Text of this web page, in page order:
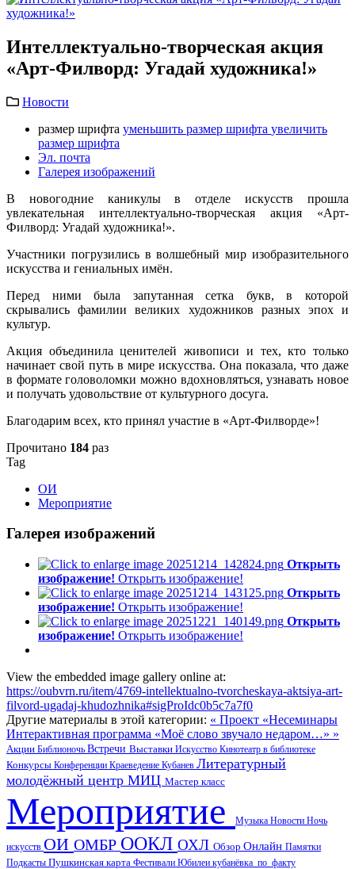
Интеллектуально-творческая акция
«Арт-Филворд: Угадай художника!»
Новости
размер шрифта уменьшить размер шрифта увеличить
размер шрифта
Эл. почта
Галерея изображений
В новогодние каникулы в отделе искусств прошла
увлекательная интеллектуально-творческая акция «Арт-
Филворд: Угадай художника!».
Участники погрузились в волшебный мир изобразительного
искусства и гениальных имён.
Перед ними была запутанная сетка букв, в которой
скрывались фамилии великих художников разных эпох и
культур.
Акция объединила ценителей живописи и тех, кто только
начинает свой путь в мире искусства. Она показала, что даже
в формате головоломки можно вдохновляться, узнавать новое
и получать удовольствие от культурного досуга.
Благодарим всех, кто принял участие в «Арт-Филворде»!
Прочитано 184 раз
Tag
ОИ
Мероприятие
Галерея изображений
Открыть
изображение! Открыть изображение!
Открыть
изображение! Открыть изображение!
Открыть
изображение! Открыть изображение!
View the embedded image gallery online at:
https://oubvrn.ru/item/4769-intellektualno-tvorcheskaya-aktsiya-art-
filvord-ugadaj-khudozhnika#sigProIdc0b5c7a7f0
Другие материалы в этой категории: « Проект «Несеминары
Интерактивная программа «Моё слово звучало недаром…» »
Акции Библионочь Встречи Выставки Искусство Кинотеатр в библиотеке
Конкурсы Конференции Краеведение Кубанев Литературный
молодёжный центр МИЦ Мастер класс
Мероприятие Музыка Новости Ночь
искусств ОИ ОМБР ООКЛ ОХЛ Обзор Онлайн Памятки
Подкасты Пушкинская карта Фестивали Юбилеи кубанёвка_по_факту